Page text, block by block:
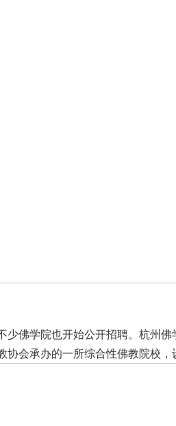
少佛学院也开始公开招聘。杭州
协会承办的一所综合性佛教院校